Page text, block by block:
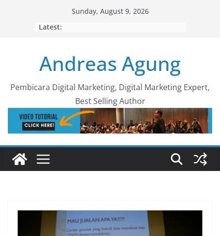
Sunday, August 9, 2026
Latest:
Andreas Agung
Pembicara Digital Marketing, Digital Marketing Expert,
Best Selling Author